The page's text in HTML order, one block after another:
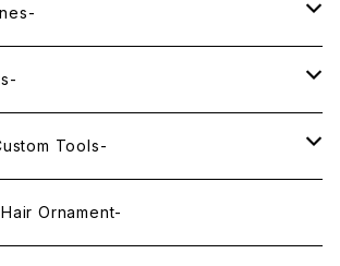
Eyes-
ー -Eye Line Stickers-
Suits-
Body Suits-
Tools-
Tools-
Hair Ornament-